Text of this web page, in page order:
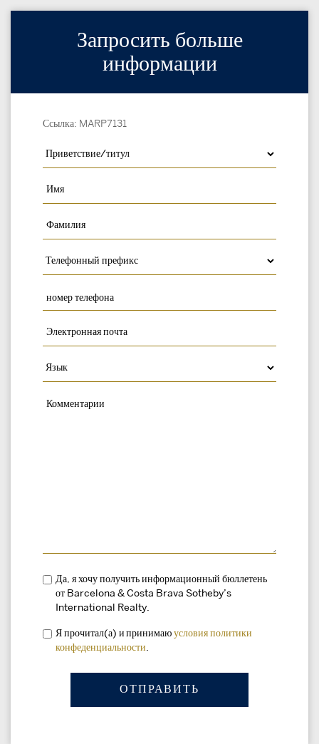
Запросить больше
информации
Ссылка: MARP7131
Да, я хочу получить информационный бюллетень
от Barcelona & Costa Brava Sotheby’s
International Realty.
Я прочитал(а) и принимаю условия политики
конфеденциальности